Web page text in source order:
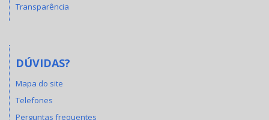
Transparência
DÚVIDAS?
Mapa do site
Telefones
Perguntas frequentes